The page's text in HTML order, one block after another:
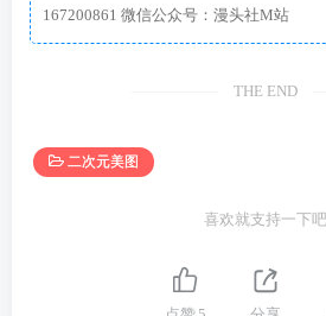
167200861 微信公众号：漫头社M站
THE END
二次元美图
喜欢就支持一下吧